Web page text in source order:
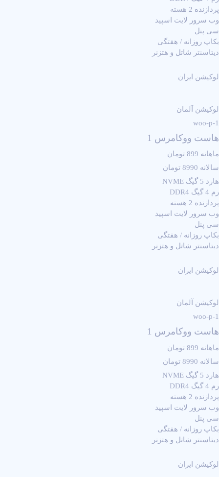
پردازنده 2 هسته
وب سرور لایت اسپید
سی پنل
بکاپ روزانه / هفتگی
دیتاسنتر شاتل و هتزنر
لوکیشن ایران
لوکیشن آلمان
woo-p-1
هاست ووکامرس 1
ماهانه 899 تومان
سالانه 8990 تومان
هارد 5 گیگ NVME
رم 4 گیگ DDR4
پردازنده 2 هسته
وب سرور لایت اسپید
سی پنل
بکاپ روزانه / هفتگی
دیتاسنتر شاتل و هتزنر
لوکیشن ایران
لوکیشن آلمان
woo-p-1
هاست ووکامرس 1
ماهانه 899 تومان
سالانه 8990 تومان
هارد 5 گیگ NVME
رم 4 گیگ DDR4
پردازنده 2 هسته
وب سرور لایت اسپید
سی پنل
بکاپ روزانه / هفتگی
دیتاسنتر شاتل و هتزنر
لوکیشن ایران